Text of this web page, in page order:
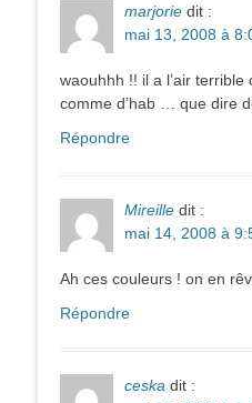
marjorie dit :
mai 13, 2008 à
waouhhh !! il a l’air terrible
comme d’hab … que dire
Répondre
Mireille dit :
mai 14, 2008 à
Ah ces couleurs ! on en
Répondre
ceska dit :